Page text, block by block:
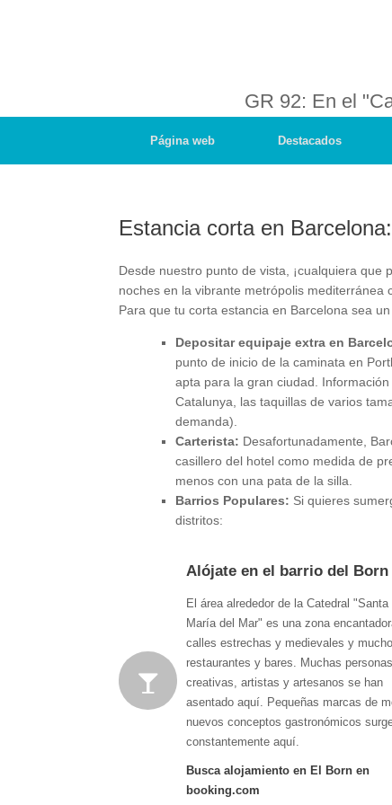
GR 92: En el
Página web Destacados
Estancia corta en
Desde nuestro punto de vista, ¡cualquiera
noches en la vibrante metrópolis
Para que tu corta estancia en Barcelona sea
Depositar equipaje extra en
punto de inicio de la caminata en
apta para la gran ciudad.
Catalunya, las taquillas de varios
demanda).
Carterista: Desafortunadamente,
casillero del hotel como medida de
menos con una pata de la silla.
Barrios Populares: Si quieres
distritos:
Alójate en el barrio del Born
El área alrededor de la Catedral "Santa
María del Mar" es una zona
calles estrechas y medievales y
restaurantes y bares. Muchas personas
creativas, artistas y artesanos se han
asentado aquí. Pequeñas marcas de
nuevos conceptos gastronómicos
constantemente aquí.
Busca alojamiento en El Born en
booking.com